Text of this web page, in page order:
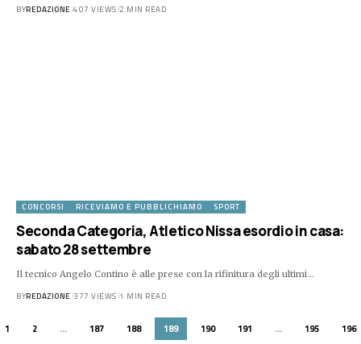
BYREDAZIONE 407 VIEWS 2 MIN READ
CONCORSI RICEVIAMO E PUBBLICHIAMO SPORT
Seconda Categoria, Atletico Nissa esordio in casa:
sabato 28 settembre
Il tecnico Angelo Contino è alle prese con la rifinitura degli ultimi…
BYREDAZIONE 377 VIEWS 1 MIN READ
1 2 … 187 188 189 190 191 … 195 196